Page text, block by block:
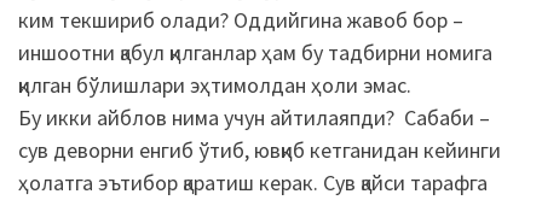
ким текшириб олади? Оддийгина жавоб бор –
иншоотни қабул қилганлар ҳам бу тадбирни номига
қилган бўлишлари эҳтимолдан ҳоли эмас.
Бу икки айблов нима учун айтилаяпди? Сабаби –
сув деворни енгиб ўтиб, ювқиб кетганидан кейинги
ҳолатга эътибор қаратиш керак. Сув қайси тарафга